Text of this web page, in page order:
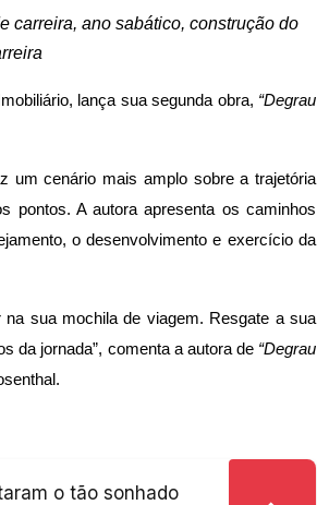
carreira, ano sabático, construção do
lança sua segunda obra, “Degrau
um cenário mais amplo sobre a trajetória
pontos. A autora apresenta os caminhos
o desenvolvimento e exercício da
sua mochila de viagem. Resgate a sua
da jornada”, comenta a autora de “Degrau
o tão sonhado